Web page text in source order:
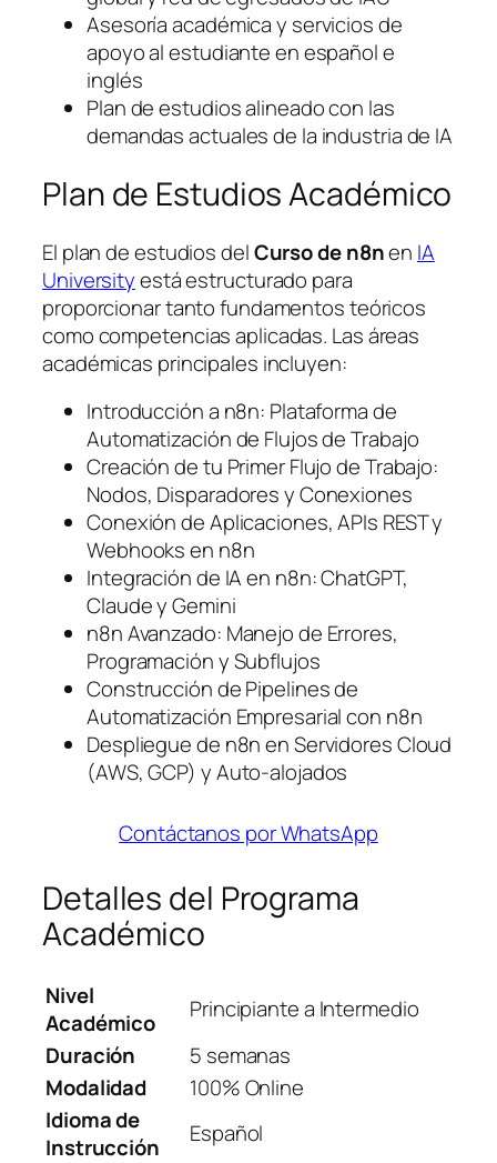
Asesoría académica y servicios de
apoyo al estudiante en español e
inglés
Plan de estudios alineado con las
demandas actuales de la industria de IA
Plan de Estudios Académico
El plan de estudios delCurso de n8nen IA
Universityestá estructurado para
proporcionar tanto fundamentos teóricos
como competencias aplicadas. Las áreas
académicas principales incluyen:
Introducción a n8n: Plataforma de
Automatización de Flujos de Trabajo
Creación de tu Primer Flujo de Trabajo:
Nodos, Disparadores y Conexiones
Conexión de Aplicaciones, APIs REST y
Webhooks en n8n
Integración de IA en n8n: ChatGPT,
Claude y Gemini
n8n Avanzado: Manejo de Errores,
Programación y Subflujos
Construcción de Pipelines de
Automatización Empresarial con n8n
Despliegue de n8n en Servidores Cloud
(AWS, GCP) y Auto-alojados
Contáctanos por WhatsApp
Detalles del Programa
Académico
Nivel
Académico
Principiante a Intermedio
Duración
5 semanas
Modalidad
100% Online
Idioma de
Instrucción
Español